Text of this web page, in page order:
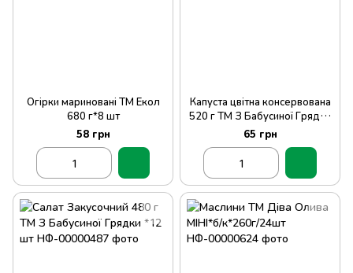
Огірки мариновані ТМ Екол
680 г*8 шт
58 грн
Капуста цвітна консервована
520 г ТМ З Бабусиної Грядки
*12 шт
65 грн